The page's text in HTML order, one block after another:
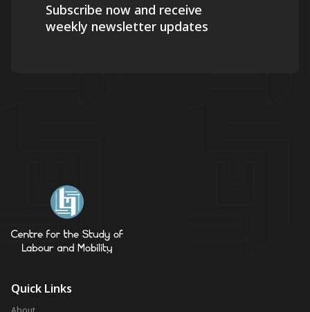
Subscribe now and receive
weekly newsletter updates
Quick Links